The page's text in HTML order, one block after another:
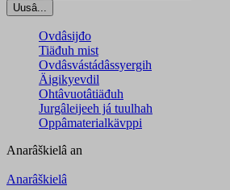
Uusâ...
Ovdâsijđo
Tiäđuh mist
Ovdâsvástádâssyergih
Äigikyevdil
Ohtâvuotâtiäđuh
Jurgâleijeeh já tuulhah
Oppâmaterialkävppi
Anarâškielâ an
Anarâškielâ